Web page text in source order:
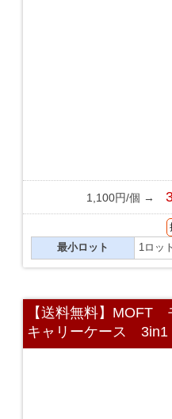
1,100円/個 →
最小ロット 1ロッ
【送料無料】
キャリーケース